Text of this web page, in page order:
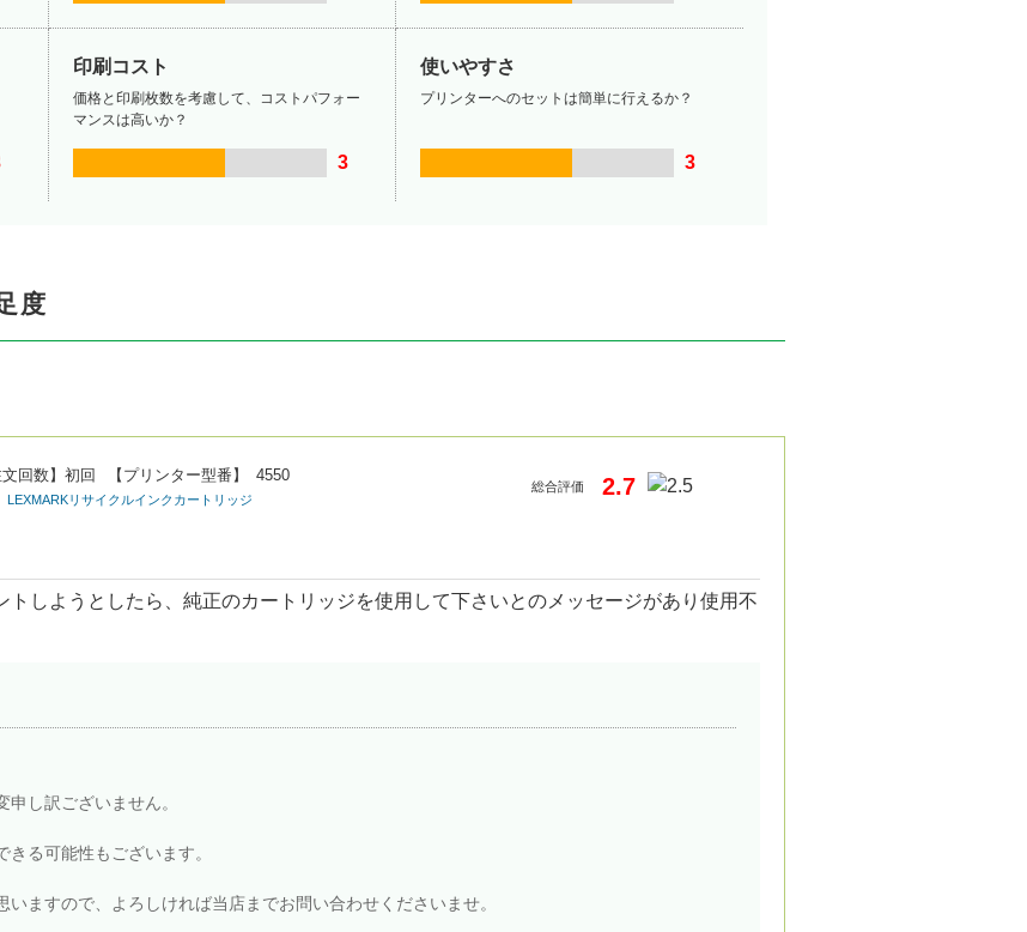
印刷コスト
価格と印刷枚数を考慮して、コストパフォー
マンスは高いか？
3
使いやすさ
プリンターへのセットは簡単に行えるか？
3
度
文回数】 初回 【プリンター型番】 4550
リサイクルインクカートリッジ
総合評価 2.7
トしようとしたら、純正のカートリッジを使用して下さいとのメッセージがあり使用不
し訳ございません。
る可能性もございます。
ますので、よろしければ当店までお問い合わせくださいませ。